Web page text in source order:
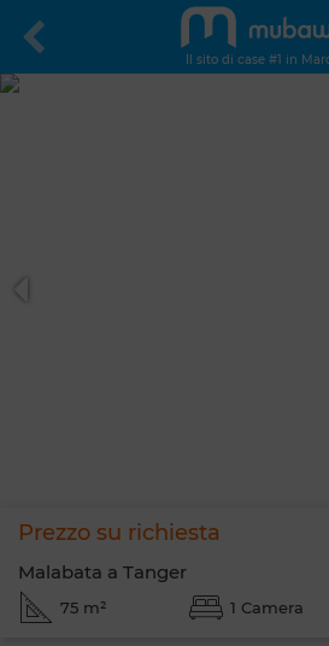
Il sito di case #1 in
Prezzo su richiesta
Malabata a Tanger
75 m² 1 Camera